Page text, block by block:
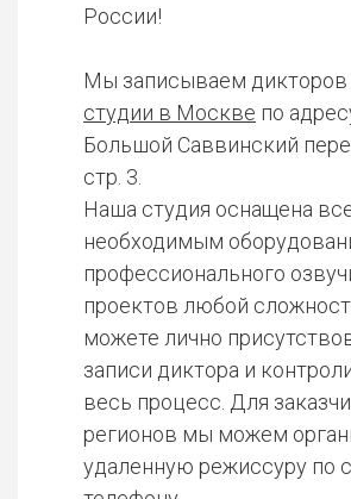
России!
Мы записываем дикторов
студии в Москве по
Большой Саввинский
стр. 3.
Наша студия оснащена
необходимым
профессионального
проектов любой
можете лично
записи диктора и
весь процесс. Для
регионов мы можем
удаленную режиссуру по